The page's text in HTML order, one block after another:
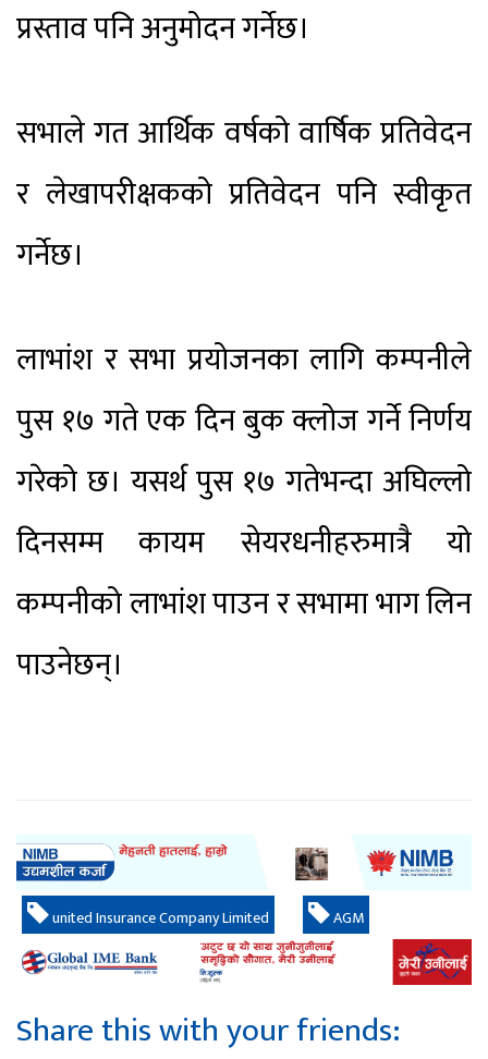
प्रस्ताव पनि अनुमोदन गर्नेछ।
सभाले गत आर्थिक वर्षको वार्षिक प्रतिवेदन
र लेखापरीक्षकको प्रतिवेदन पनि स्वीकृत
गर्नेछ।
लाभांश र सभा प्रयोजनका लागि कम्पनीले
पुस १७ गते एक दिन बुक क्लोज गर्ने निर्णय
गरेको छ। यसर्थ पुस १७ गतेभन्दा अघिल्लो
दिनसम्म कायम सेयरधनीहरुमात्रै यो
कम्पनीको लाभांश पाउन र सभामा भाग लिन
पाउनेछन्।
united Insurance Company Limited AGM
Share this with your friends: